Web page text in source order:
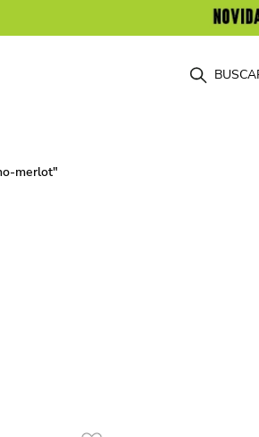
O que você está procurando?
merlot"